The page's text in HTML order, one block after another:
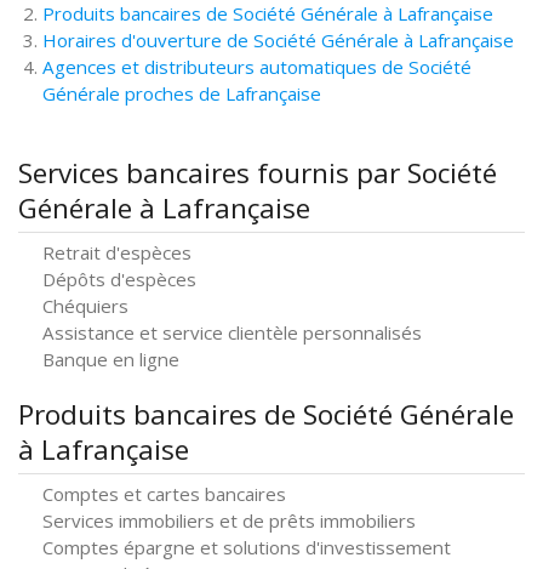
Produits bancaires de Société Générale à Lafrançaise
Horaires d'ouverture de Société Générale à Lafrançaise
Agences et distributeurs automatiques de Société
Générale proches de Lafrançaise
Services bancaires fournis par Société
Générale à Lafrançaise
Retrait d'espèces
Dépôts d'espèces
Chéquiers
Assistance et service clientèle personnalisés
Banque en ligne
Produits bancaires de Société Générale
à Lafrançaise
Comptes et cartes bancaires
Services immobiliers et de prêts immobiliers
Comptes épargne et solutions d'investissement